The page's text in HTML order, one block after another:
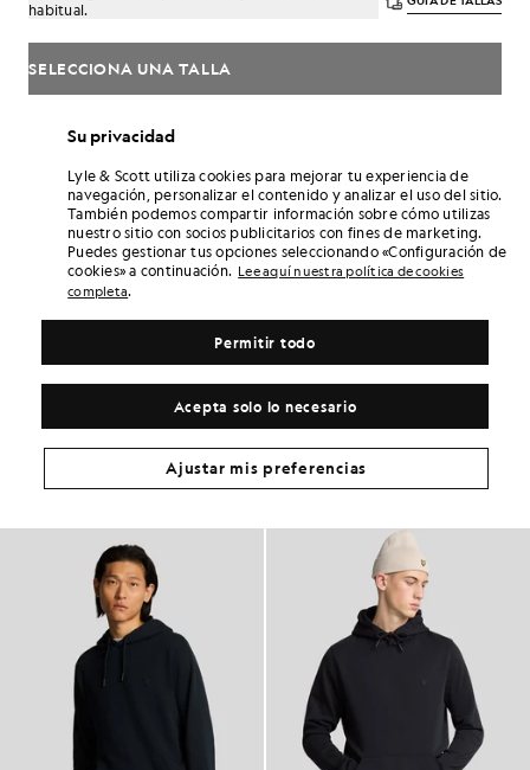
habitual.
SELECCIONA UNA TALLA
Envío gratuito para pedidos superiores a 70 £
Entrega a domicilio y puntos de recogida. Devoluciones y
cambios gratuitos.
¡Gana el doble! Consigue puntos de «102 » con
esta compra.
6 points = 1,00 GBP
REGÍSTRATE
DETALLES DEL PRODUCTO
COMPOSICIÓN Y CUIDADOS
Consigue este look
Completa tu look con prendas elegantes diseñadas para realzar tu
armario.
Su privacidad
Lyle & Scott utiliza cookies para mejorar tu experiencia de
navegación, personalizar el contenido y analizar el uso del sitio.
También podemos compartir información sobre cómo utilizas
nuestro sitio con socios publicitarios con fines de marketing.
Puedes gestionar tus opciones seleccionando «Configuración de
cookies» a continuación. Lee aquí nuestra política de cookies
completa.
Acepta solo lo necesario
Permitir todo
Ajustar mis preferencias